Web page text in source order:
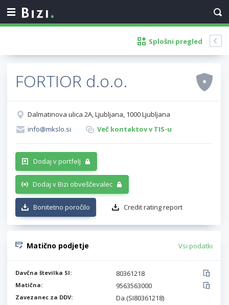
Splošni pregled
FORTIOR d.o.o.
Dalmatinova ulica 2A, Ljubljana, 1000 Ljubljana
info@mkslo.si
Več kontaktov v TIS-u
Dodaj v portfelj
Dodaj v Bizi obveščevalec
Bonitetno poročilo Credit rating report
Matično podjetje Vsi podatki
Davčna številka SI: 80361218
Matična: 9563563000
Zavezanec za DDV: Da (SI80361218)